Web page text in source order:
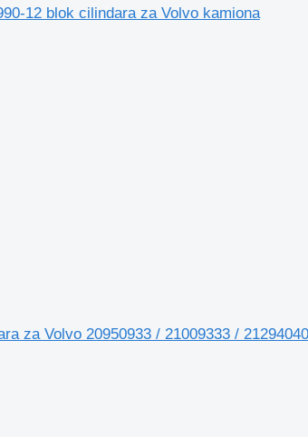
12 blok cilindara za Volvo kamiona
za Volvo 20950933 / 21009333 /